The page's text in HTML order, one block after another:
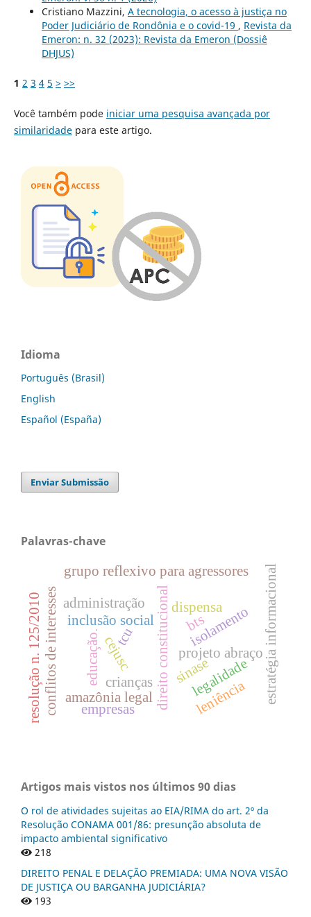
Cristiano Mazzini, A tecnologia, o acesso à justiça no
Poder Judiciário de Rondônia e o covid-19 , Revista da
Emeron: n. 32 (2023): Revista da Emeron (Dossiê
DHJUS)
1 2 3 4 5 > >>
Você também pode iniciar uma pesquisa avançada por
similaridadepara este artigo.
Idioma
Português (Brasil)
English
Español (España)
Enviar Submissão
Palavras-chave
direito constitucional isolamento
inclusão social
educação. projeto abraço
grupo reflexivo para agressores
cejusc
conflitos de interesses
resolução n. 125/2010 crianças sinase
amazônia legal estratégia informacional
bts
administração dispensa
legalidade
leniência
empresas
tcu
Artigos mais vistos nos últimos 90 dias
O rol de atividades sujeitas ao EIA/RIMA do art. 2º da
Resolução CONAMA 001/86: presunção absoluta de
impacto ambiental significativo
218
DIREITO PENAL E DELAÇÃO PREMIADA: UMA NOVA VISÃO
DE JUSTIÇA OU BARGANHA JUDICIÁRIA?
193